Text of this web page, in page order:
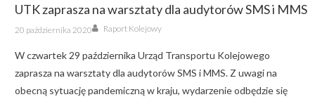
UTK zaprasza na warsztaty dla audytorów SMS i MMS
Posted
on
20 października 2020 Author
Raport Kolejowy
W czwartek 29 października Urząd Transportu Kolejowego
zaprasza na warsztaty dla audytorów SMS i MMS. Z uwagi na
obecną sytuację pandemiczną w kraju, wydarzenie odbędzie się